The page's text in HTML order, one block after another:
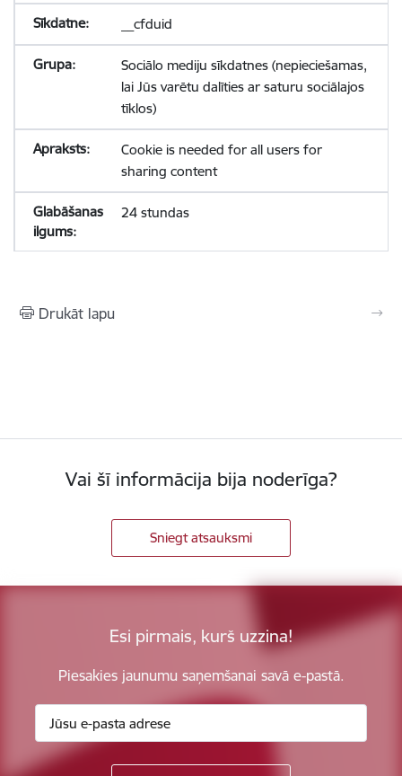
__cfduid
Sociālo mediju sīkdatnes (nepieciešamas,
lai Jūs varētu dalīties ar saturu sociālajos
tīklos)
Cookie is needed for all users for
sharing content
24 stundas
Drukāt lapu
Vai šī informācija bija noderīga?
Sniegt atsauksmi
Esi pirmais, kurš uzzina!
Piesakies jaunumu saņemšanai savā e-pastā.